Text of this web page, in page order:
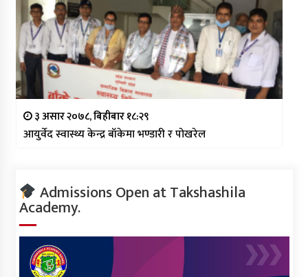
३ असार २०७८, बिहीबार १८:२९
आयुर्वेद स्वास्थ्य केन्द्र बाँकेमा भण्डारी र पोखरेल
Admissions Open at Takshashila
Academy.